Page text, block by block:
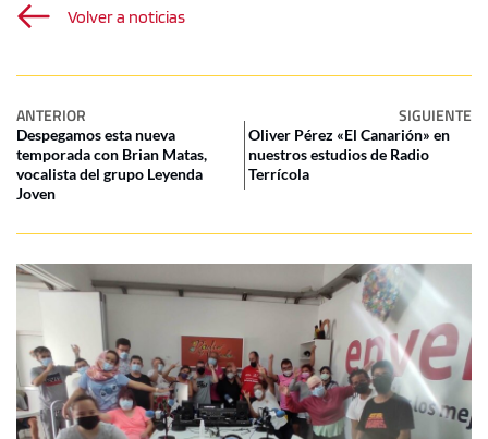
Volver a noticias
ANTERIOR SIGUIENTE
Despegamos esta nueva
temporada con Brian Matas,
vocalista del grupo Leyenda
Joven
Oliver Pérez «El Canarión» en
nuestros estudios de Radio
Terrícola